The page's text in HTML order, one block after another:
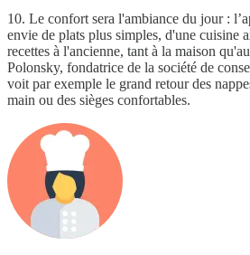
10. Le confort sera l'ambiance du jour :
envie de plats plus simples, d'une cuisine
recettes à l'ancienne, tant à la maison
Polonsky, fondatrice de la société de
voit par exemple le grand retour des
main ou des sièges confortables.